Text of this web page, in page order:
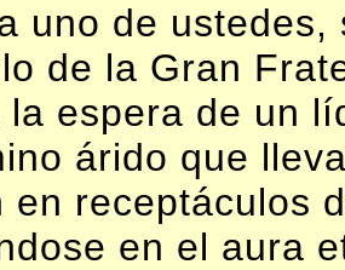
uno de
de la Gran
la espera de un
árido que
en receptáculos
en el aura